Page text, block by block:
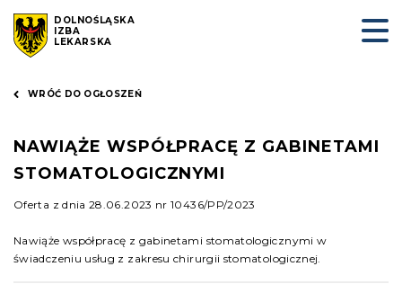
DOLNOŚLĄSKA
IZBA
LEKARSKA
WRÓĆ DO OGŁOSZEŃ
NAWIĄŻE WSPÓŁPRACĘ Z GABINETAMI
STOMATOLOGICZNYMI
Oferta z dnia 28.06.2023 nr 10436/PP/2023
Nawiąże współpracę z gabinetami stomatologicznymi w
świadczeniu usług z zakresu chirurgii stomatologicznej.